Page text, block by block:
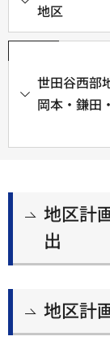
地区
世田谷西部
岡本・鎌田
地区計
出
地区計